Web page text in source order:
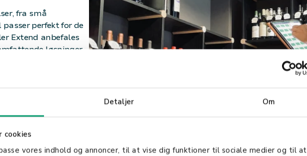
Detaljer Om
cookies
vores indhold og annoncer, til at vise dig funktioner til sociale medier og til at
fra små
perfekt for de
Extend anbefales
løsninger.